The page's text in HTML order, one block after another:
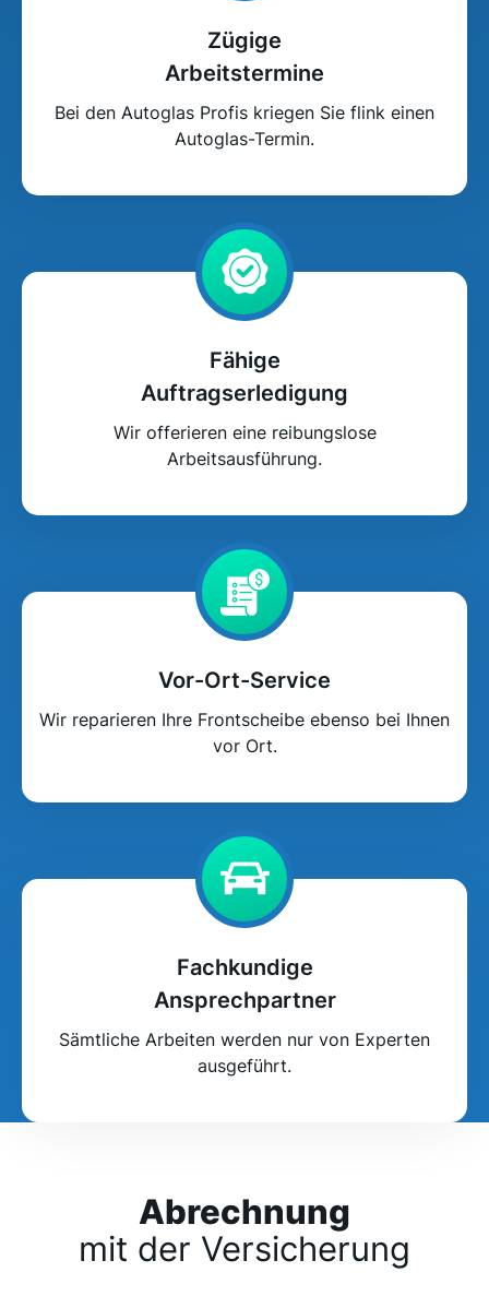
Zügige
Arbeitstermine
Bei den Autoglas Profis kriegen Sie flink einen
Autoglas-Termin.
Fähige
Auftragserledigung
Wir offerieren eine reibungslose
Arbeitsausführung.
Vor-Ort-Service
Wir reparieren Ihre Frontscheibe ebenso bei Ihnen
vor Ort.
Fachkundige
Ansprechpartner
Sämtliche Arbeiten werden nur von Experten
ausgeführt.
Abrechnung
mit der Versicherung